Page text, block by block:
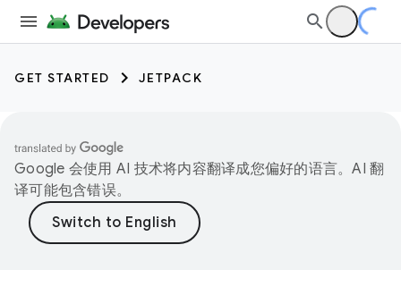
GET STARTED JETPACK
Google 会使用 AI 技术将内容翻译成您偏好的语言。AI 翻
译可能包含错误。